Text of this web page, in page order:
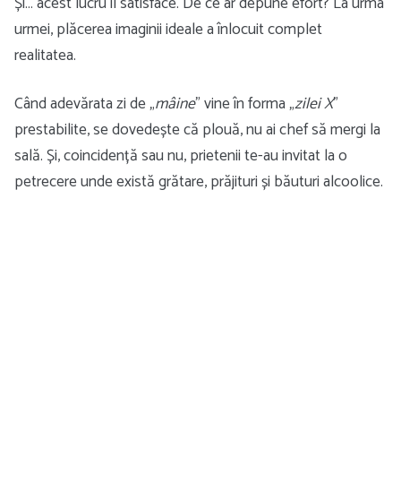
urmei, plăcerea imaginii ideale a înlocuit complet
realitatea.
Când adevărata zi de „mâine” vine în forma „zilei X”
prestabilite, se dovedește că plouă, nu ai chef să mergi la
sală. Și, coincidență sau nu, prietenii te-au invitat la o
petrecere unde există grătare, prăjituri și băuturi alcoolice.